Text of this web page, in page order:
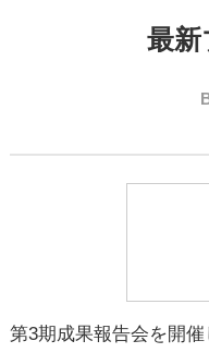
最新
第3期成果報告会を開催